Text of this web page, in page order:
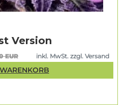
Version
EUR inkl. MwSt. zzgl. Versand